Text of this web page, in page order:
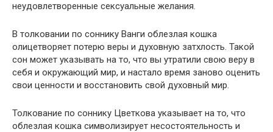
неудовлетворенные сексуальные желания.
В толковании по соннику Ванги облезлая кошка
олицетворяет потерю веры и духовную затхлость. Такой
сон может указывать на то, что вы утратили свою веру в
себя и окружающий мир, и настало время заново оценить
свои ценности и восстановить свой духовный мир.
Толкование по соннику Цветкова указывает на то, что
облезлая кошка символизирует несостоятельность и